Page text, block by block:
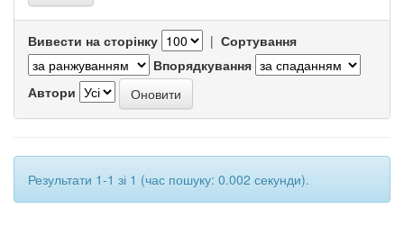
Вивести на сторінку | Сортування
Впорядкування
Автори
Результати 1-1 зі 1 (час пошуку: 0.002 секунди).